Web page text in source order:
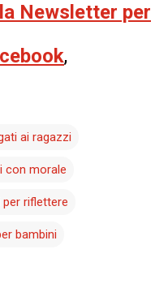
Newsletter per
,
ai ragazzi
con morale
riflettere
bambini